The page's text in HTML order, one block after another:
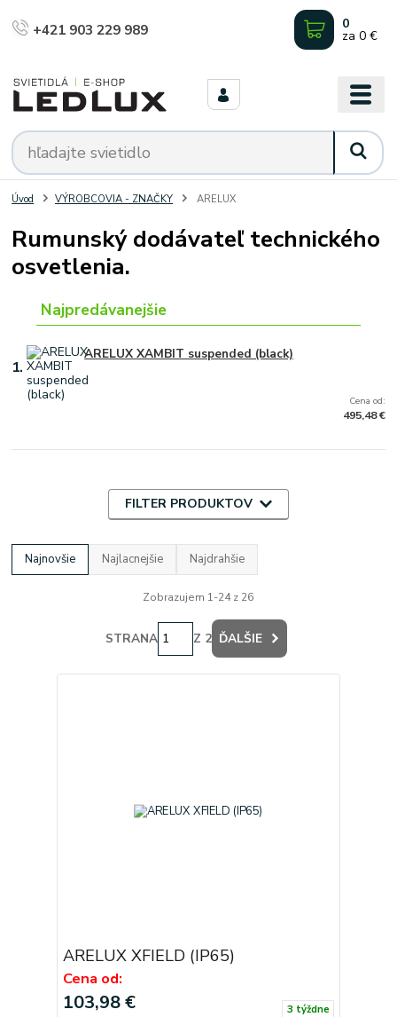
+421 903 229 989 0
za 0 €
Úvod VÝROBCOVIA - ZNAČKY ARELUX
Rumunský dodávateľ technického
osvetlenia.
Najpredávanejšie
1.
ARELUX XAMBIT suspended (black)
Cena od:
495,48 €
FILTER PRODUKTOV
Najnovšie Najlacnejšie Najdrahšie
Zobrazujem 1-24 z 26
STRANA Z 2 ĎALŠIE
ARELUX XFIELD (IP65)
Cena od:
103,98 € 3 týždne